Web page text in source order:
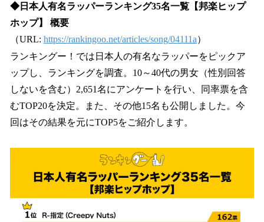
◆日本人有名ラッパーランキング35名一覧【邦楽ヒップ
ホップ】 概要
（URL: https://rankingoo.net/articles/song/04111a）
ランキングー！では日本人の有名なラッパーをピックア
ップし、ランキングを調査。10～40代の男女（性別回答
しないを含む）2,651名にアンケートを行い、同率票を含
むTOP20を決定。また、その他15名も公開しました。今
回はその結果を元にTOP5をご紹介します。